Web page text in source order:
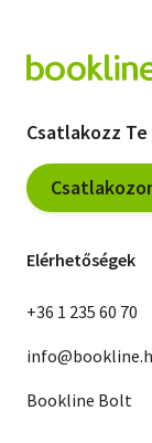
Csatlakozz
Elérhetőségek
+36 1 235 60 70
Bookline Bolt